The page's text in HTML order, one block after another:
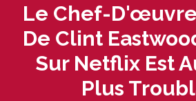
Le Chef-
De Clint
Sur Netflix Est
Plus